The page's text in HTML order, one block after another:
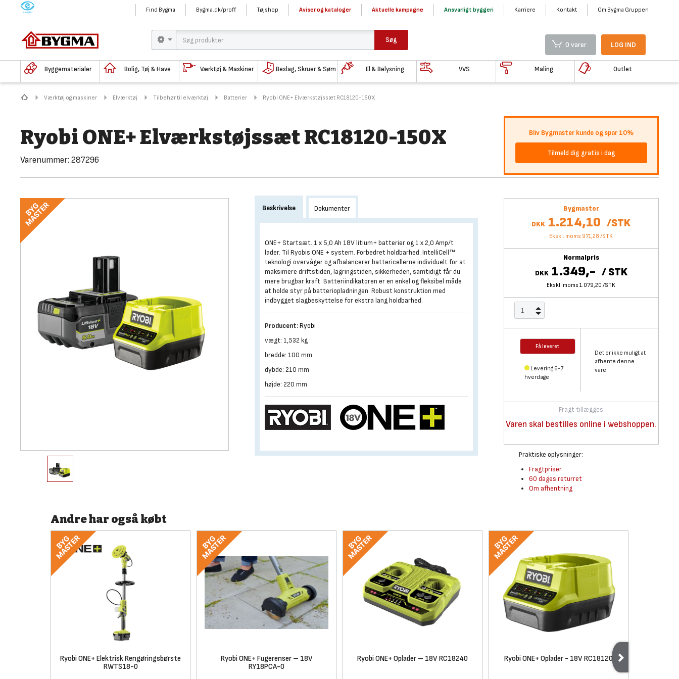
M Find Bygma Bygma.dk/proff Tøjshop Aviser og kataloger Aktuelle kampagne Ansvarligt byggeri Karriere Kontakt Om Bygma Gruppen
Søg
0 varer LOG IND
Byggematerialer Bolig, Tøj & Have Værktøj & Maskiner Beslag, Skruer & Søm El & Belysning VVS Maling Outlet
Værktøj og maskiner Elværktøj Tilbehør til elværktøj Batterier Ryobi ONE+ Elværkstøjssæt RC18120-150X
Ryobi ONE+ Elværkstøjssæt RC18120-150X
Varenummer: 287296
Bliv Bygmaster kunde og spar 10%
Tilmeld dig gratis i dag
Bygmaster
DKK 1.214,10 /STK
Ekskl. moms 971,28 /STK
Normalpris
DKK 1.349,- /STK
Ekskl. moms 1.079,20 /STK
Få leveret
Levering 6-7
hverdage
Det er ikke muligt at
afhente denne
vare.
Fragt tillægges
Varen skal bestilles online i webshoppen.
Praktiske oplysninger:
Fragtpriser
60 dages returret
Om afhentning
Beskrivelse Dokumenter
ONE+ Startsæt. 1 x 5,0 Ah 18V litium+ batterier og 1 x 2,0 Amp/t
lader. Til Ryobis ONE + system. Forbedret holdbarhed. IntelliCell™
teknologi overvåger og afbalancerer battericellerne individuelt for at
maksimere driftstiden, lagringstiden, sikkerheden, samtidigt får du
mere brugbar kraft. Batteriindikatoren er en enkel og fleksibel måde
at holde styr på batteriopladningen. Robust konstruktion med
indbygget slagbeskyttelse for ekstra lang holdbarhed.
Producent:Ryobi
vægt: 1,532 kg
bredde: 100 mm
dybde: 210 mm
højde: 220 mm
Andre har også købt
Ryobi ONE+ Elektrisk Rengøringsbørste
RWTS18-0
Ryobi ONE+ Fugerenser – 18V
RY18PCA-0
Ryobi ONE+ Oplader – 18V RC18240 Ryobi ONE+ Oplader - 18V RC18120